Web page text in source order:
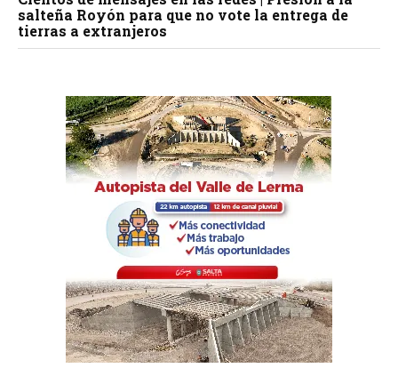
salteña Royón para que no vote la entrega de
tierras a extranjeros